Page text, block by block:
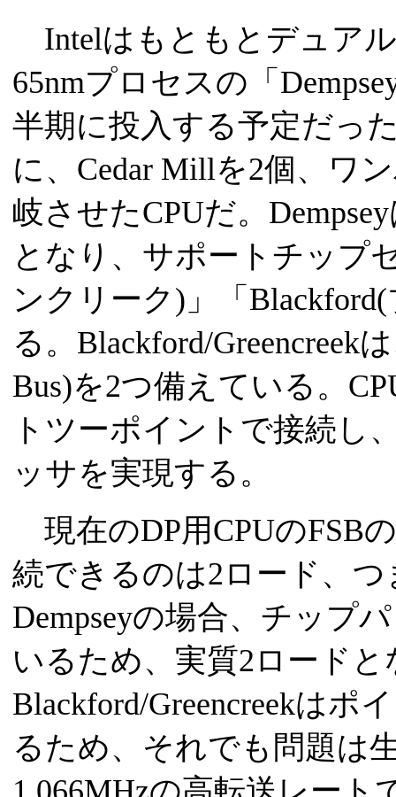
Intelはもともとデュア
65nmプロセスの「
半期に投入する予定だっ
に、Cedar Millを2個、ワ
岐させたCPUだ。
となり、サポートチップ
ンクリーク)」「
る。Blackford/Greencreek
Bus)を2つ備えている。
トツーポイントで接続し
ッサを実現する。
現在のDP用CPUのFSB
続できるのは2ロード、
Dempseyの場合、チップ
いるため、実質2ロード
Blackford/Greencreekはポ
るため、それでも問題は